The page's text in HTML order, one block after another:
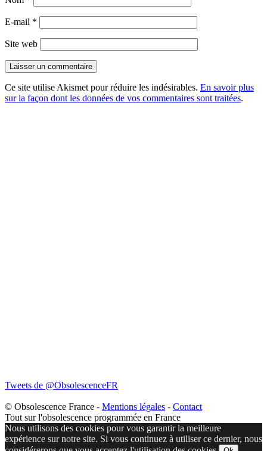
E-mail *
Site web
Ce site utilise Akismet pour réduire les indésirables. En savoir plus
sur la façon dont les données de vos commentaires sont traitées.
Tweets de @ObsolescenceFR
© Obsolescence France - Mentions légales - Contact
Tout sur l'obsolescence programmée en France
Nous utilisons des cookies pour vous garantir la meilleure
expérience sur notre site. Si vous continuez à utiliser ce dernier, nous